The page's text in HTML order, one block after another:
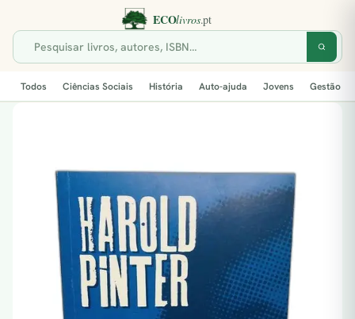
Todos Ciências Sociais História Auto-ajuda Jovens Gestão